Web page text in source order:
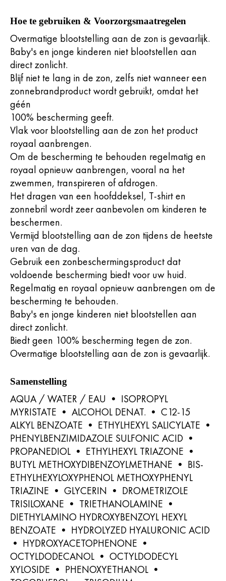
Hoe te gebruiken & Voorzorgsmaatregelen
Overmatige blootstelling aan de zon is gevaarlijk.
Baby's en jonge kinderen niet blootstellen aan
direct zonlicht.
Blijf niet te lang in de zon, zelfs niet wanneer een
zonnebrandproduct wordt gebruikt, omdat het
géén
100% bescherming geeft.
Vlak voor blootstelling aan de zon het product
royaal aanbrengen.
Om de bescherming te behouden regelmatig en
royaal opnieuw aanbrengen, vooral na het
zwemmen, transpireren of afdrogen.
Het dragen van een hoofddeksel, T-shirt en
zonnebril wordt zeer aanbevolen om kinderen te
beschermen.
Vermijd blootstelling aan de zon tijdens de heetste
uren van de dag.
Gebruik een zonbeschermingsproduct dat
voldoende bescherming biedt voor uw huid.
Regelmatig en royaal opnieuw aanbrengen om de
bescherming te behouden.
Baby's en jonge kinderen niet blootstellen aan
direct zonlicht.
Biedt geen 100% bescherming tegen de zon.
Overmatige blootstelling aan de zon is gevaarlijk.
Samenstelling
AQUA / WATER / EAU • ISOPROPYL
MYRISTATE • ALCOHOL DENAT. • C12-15
ALKYL BENZOATE • ETHYLHEXYL SALICYLATE •
PHENYLBENZIMIDAZOLE SULFONIC ACID •
PROPANEDIOL • ETHYLHEXYL TRIAZONE •
BUTYL METHOXYDIBENZOYLMETHANE • BIS-
ETHYLHEXYLOXYPHENOL METHOXYPHENYL
TRIAZINE • GLYCERIN • DROMETRIZOLE
TRISILOXANE • TRIETHANOLAMINE •
DIETHYLAMINO HYDROXYBENZOYL HEXYL
BENZOATE • HYDROLYZED HYALURONIC ACID
• HYDROXYACETOPHENONE •
OCTYLDODECANOL • OCTYLDODECYL
XYLOSIDE • PHENOXYETHANOL •